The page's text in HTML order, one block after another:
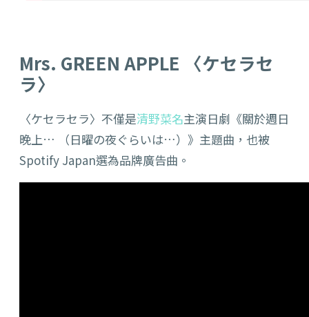
Mrs. GREEN APPLE 〈ケセラセ
ラ〉
〈ケセラセラ〉不僅是清野菜名主演日劇《關於週日
晚上… （日曜の夜ぐらいは…）》主題曲，也被
Spotify Japan選為品牌廣告曲。